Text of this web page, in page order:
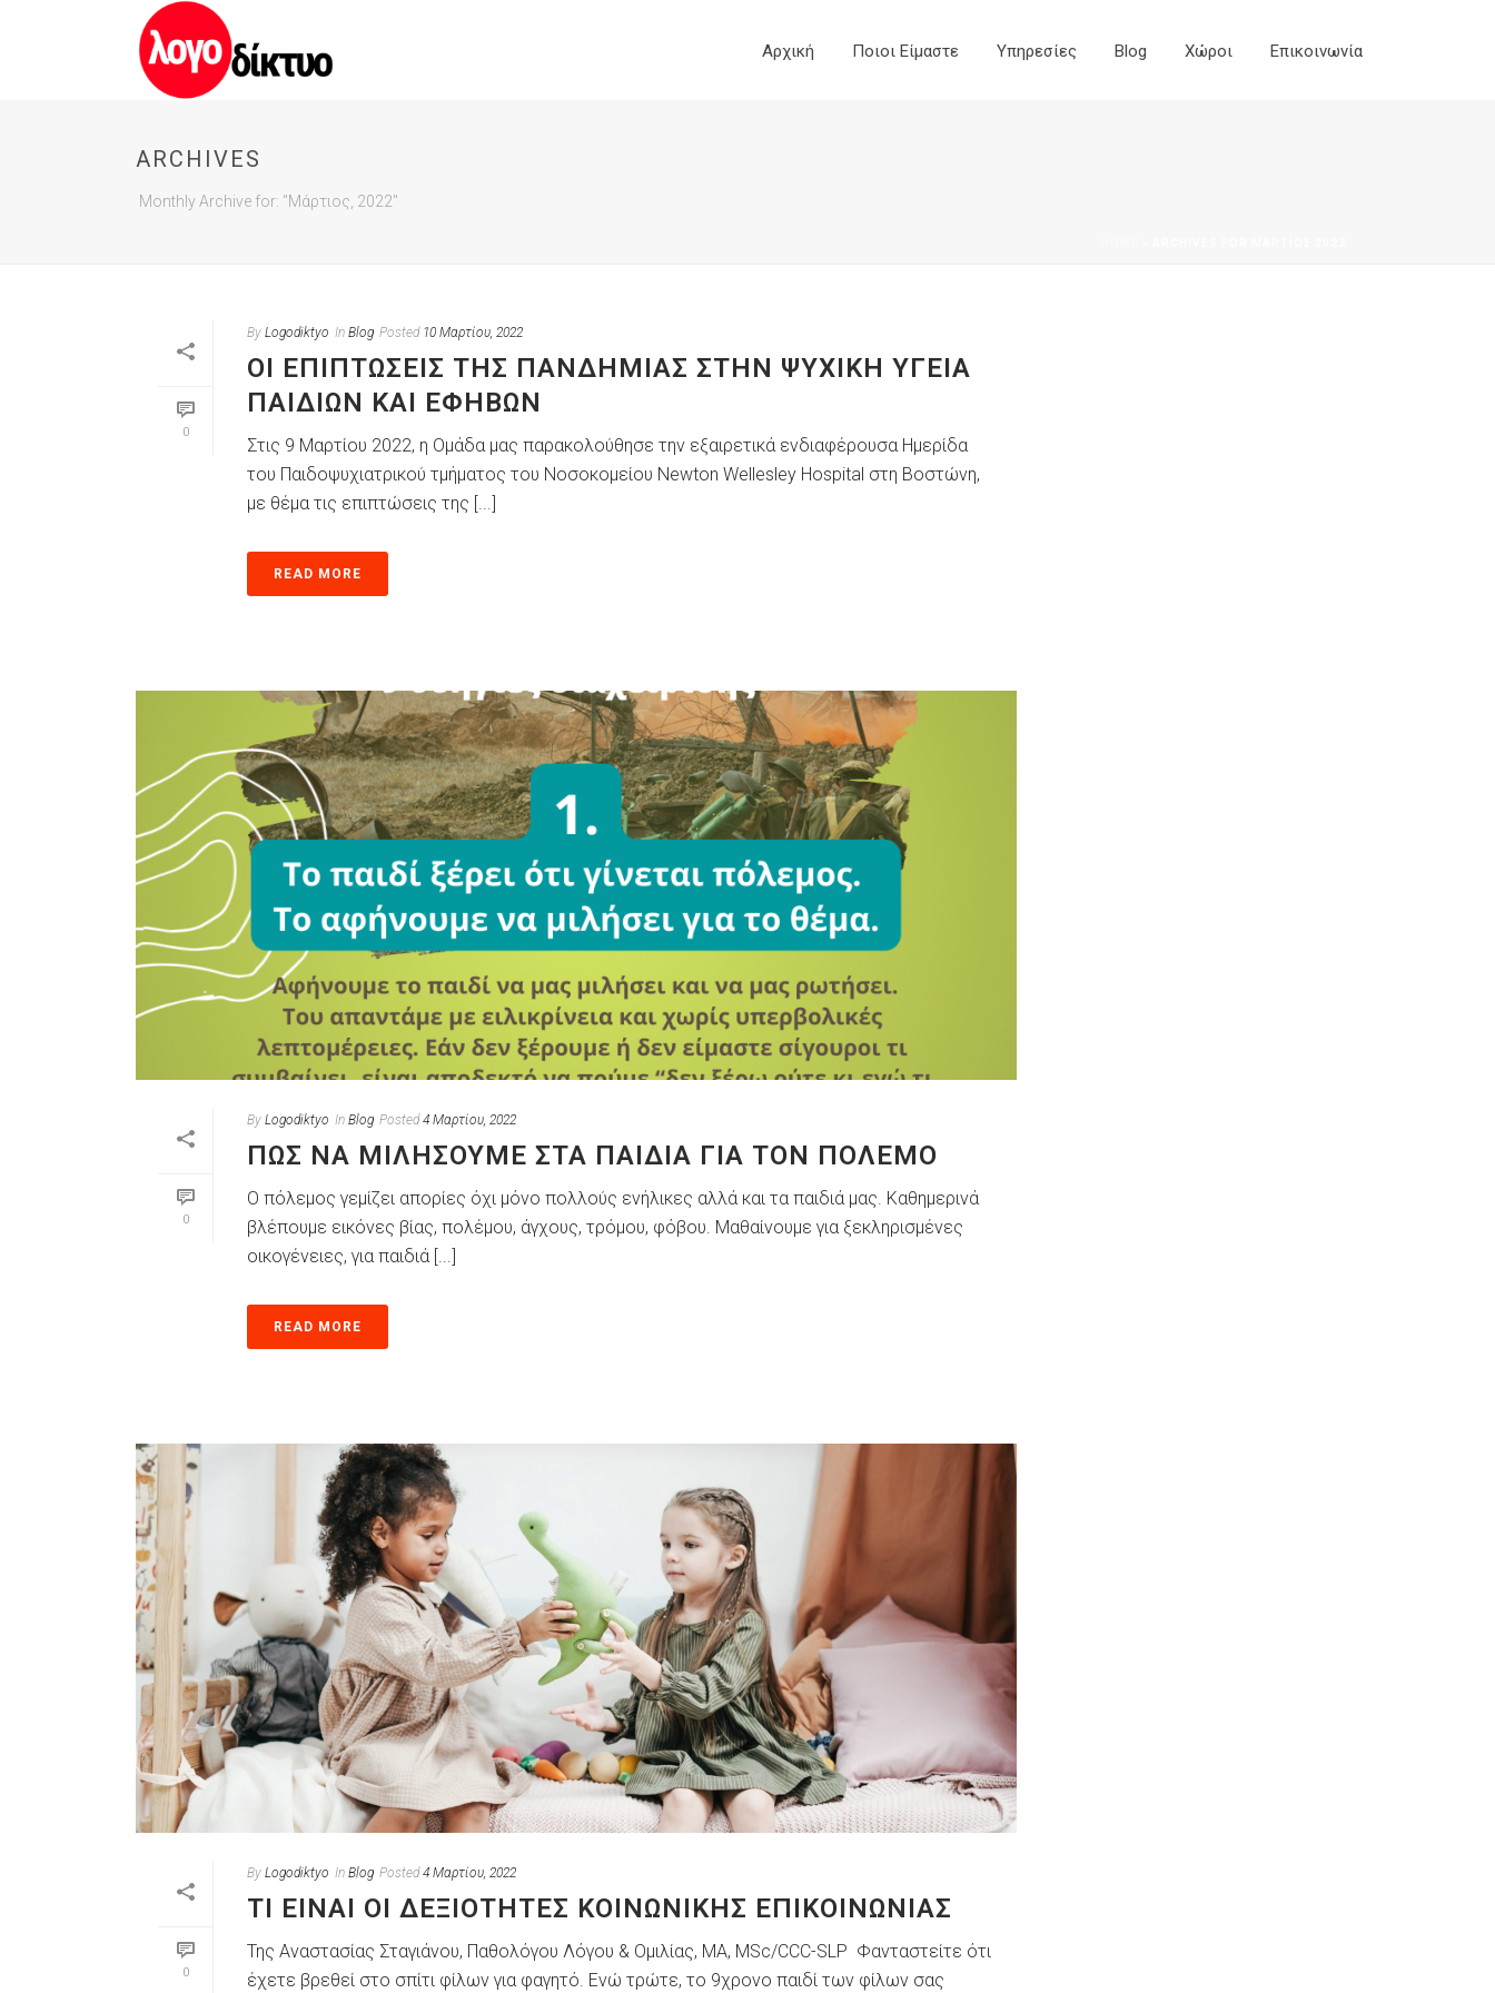
Αρχική Ποιοι Είμαστε Yπηρεσίες Blog Χώροι Επικοινωνία
ARCHIVES
Monthly Archive for: "Μάρτιος, 2022"
0
By Logodiktyo In Blog Posted 10 Μαρτίου, 2022
ΟΙ ΕΠΙΠΤΏΣΕΙΣ ΤΗΣ ΠΑΝΔΗΜΊΑΣ ΣΤΗΝ ΨΥΧΙΚΉ ΥΓΕΊΑ
ΠΑΙΔΙΏΝ ΚΑΙ ΕΦΉΒΩΝ
Στις 9 Μαρτίου 2022, η Ομάδα μας παρακολούθησε την εξαιρετικά ενδιαφέρουσα Ημερίδα
του Παιδοψυχιατρικού τμήματος του Νοσοκομείου Newton Wellesley Hospital στη Βοστώνη,
με θέμα τις επιπτώσεις της [...]
READ MORE
0
By Logodiktyo In Blog Posted 4 Μαρτίου, 2022
ΠΏΣ ΝΑ ΜΙΛΉΣΟΥΜΕ ΣΤΑ ΠΑΙΔΙΆ ΓΙΑ ΤΟΝ ΠΌΛΕΜΟ
Ο πόλεμος γεμίζει απορίες όχι μόνο πολλούς ενήλικες αλλά και τα παιδιά μας. Καθημερινά
βλέπουμε εικόνες βίας, πολέμου, άγχους, τρόμου, φόβου. Μαθαίνουμε για ξεκληρισμένες
οικογένειες, για παιδιά [...]
READ MORE
0
By Logodiktyo In Blog Posted 4 Μαρτίου, 2022
ΤΙ ΕΊΝΑΙ ΟΙ ΔΕΞΙΟΤΗΤΕΣ ΚΟΙΝΩΝΙΚΗΣ ΕΠΙΚΟΙΝΩΝΙΑΣ
Της Αναστασίας Σταγιάνου, Παθολόγου Λόγου & Ομιλίας, ΜΑ, ΜSc/CCC-SLP Φανταστείτε ότι
έχετε βρεθεί στο σπίτι φίλων για φαγητό. Ενώ τρώτε, το 9χρονο παιδί των φίλων σας